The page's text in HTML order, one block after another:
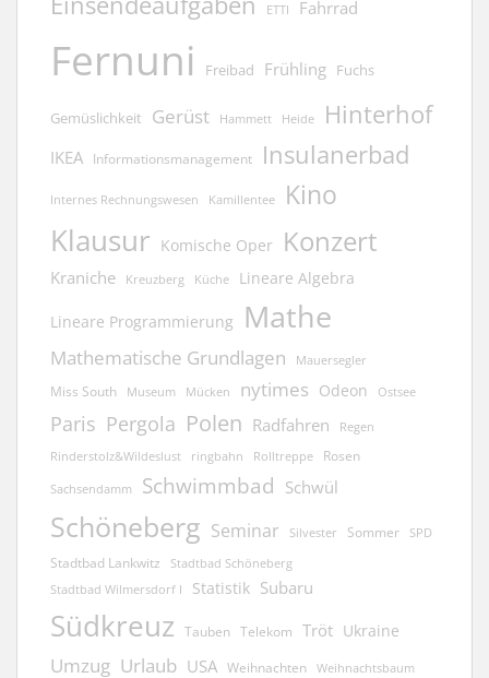
ETTI Fahrrad
Fernuni Freibad Frühling Fuchs
Gemüslichkeit Gerüst Hammett Heide Hinterhof
IKEA Informationsmanagement Insulanerbad
Internes Rechnungswesen Kamillentee Kino
Klausur Komische Oper Konzert
Kraniche Kreuzberg Küche Lineare Algebra
Lineare Programmierung Mathe
Mathematische Grundlagen Mauersegler
Miss South Museum Mücken nytimes Odeon Ostsee
Paris Pergola Polen Radfahren Regen
Rinderstolz&Wildeslust ringbahn Rolltreppe Rosen
Sachsendamm Schwimmbad Schwül
Schöneberg Seminar Silvester Sommer SPD
Stadtbad Lankwitz Stadtbad Schöneberg
Stadtbad Wilmersdorf I Statistik Subaru
Südkreuz Tauben Telekom Tröt Ukraine
Umzug Urlaub USA Weihnachten Weihnachtsbaum